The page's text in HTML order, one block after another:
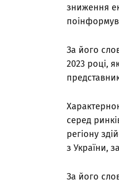
зниження
За його
2023 році,
серед
регіону
з України,
За його